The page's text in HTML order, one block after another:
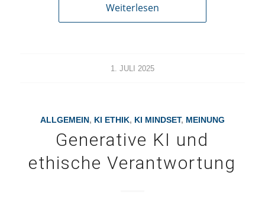
Weiterlesen
1. JULI 2025
ALLGEMEIN, KI ETHIK, KI MINDSET, MEINUNG
Generative KI und
ethische Verantwortung